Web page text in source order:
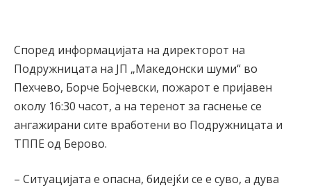
Според информацијата на директорот на
Подружницата на ЈП „Македонски шуми“ во
Пехчево, Борче Бојчевски, пожарот е пријавен
околу 16:30 часот, а на теренот за гаснење се
ангажирани сите вработени во Подружницата и
ТППЕ од Берово.
– Ситуацијата е опасна, бидејќи се е суво, а дува